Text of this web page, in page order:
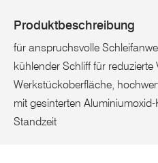
Produktbeschreibung
für anspruchsvolle
kühlender Schliff für
Werkstückoberfläche,
mit gesinterten
Standzeit